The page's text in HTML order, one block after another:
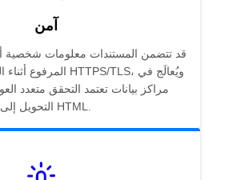
آمن
قد تتضمن المستندات معلومات شخصية
مراكز بيانات تعتمد التحقق متعدد
التحويل إلى HTML.